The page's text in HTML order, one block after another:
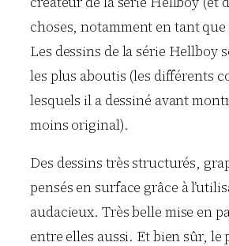
choses, notamment en tant que
Les dessins de la série Hellboy
les plus aboutis (les différents
lesquels il a dessiné avant
moins original).
Des dessins très structurés,
pensés en surface grâce à
audacieux. Très belle mise en
entre elles aussi. Et bien sûr, le